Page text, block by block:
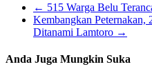
← 515 Warga Belu
Kembangkan Peternakan,
Ditanami Lamtoro →
Anda Juga Mungkin Suka